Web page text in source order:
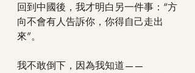
回到中國後，我才明白另一件事：“方
向不會有人告訴你，你得自己走出
來”。
我不敢倒下，因為我知道——